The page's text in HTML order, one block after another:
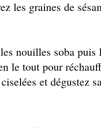
les graines de
nouilles soba puis
le tout pour
et dégustez